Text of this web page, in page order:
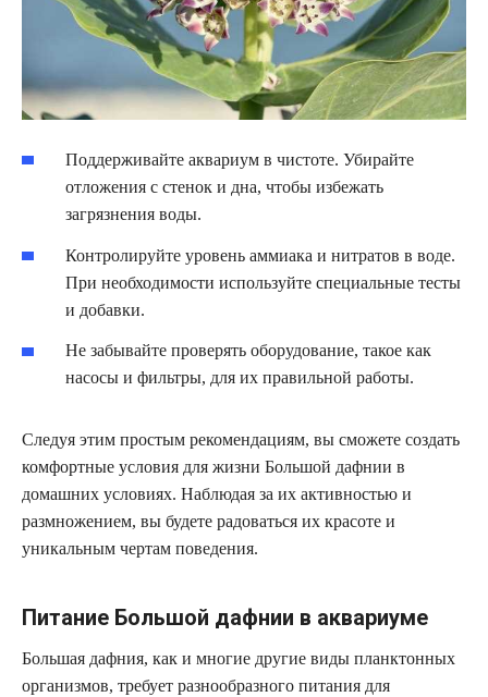
Поддерживайте аквариум в чистоте. Убирайте
отложения с стенок и дна, чтобы избежать
загрязнения воды.
Контролируйте уровень аммиака и нитратов в воде.
При необходимости используйте специальные тесты
и добавки.
Не забывайте проверять оборудование, такое как
насосы и фильтры, для их правильной работы.
Следуя этим простым рекомендациям, вы сможете создать
комфортные условия для жизни Большой дафнии в
домашних условиях. Наблюдая за их активностью и
размножением, вы будете радоваться их красоте и
уникальным чертам поведения.
Питание Большой дафнии в аквариуме
Большая дафния, как и многие другие виды планктонных
организмов, требует разнообразного питания для